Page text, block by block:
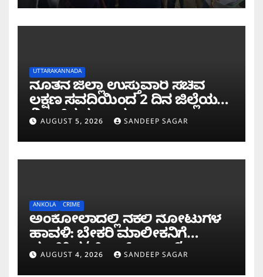
UTTARAKANNADA
ನೂತನ ಜಿಲ್ಲಾ ಉಸ್ತುವಾರಿ ಸಚಿವ
ಲಕ್ಷಣ ಸವದಿಯಿಂದ 2 ದಿನ ಜಿಲ್ಲೆಯಲ್ಲಿ
ಮಿಂಚಿನ ಸಂಚಾರ
AUGUST 5, 2026 SANDEEP SAGAR
ANKOLA CRIME
ಅಂಕೋಲಾದಲ್ಲಿ ನಕಲಿ ನೋಟುಗಳ
ಹಾವಳಿ: ಬೇಕರಿ ಮಾಲೀಕನಿಗೆ
ವಂಚಿಸಿದ ‘ಚಿಲ್ಡ್ರನ್ ಬ್ಯಾಂಕ್’
AUGUST 4, 2026 SANDEEP SAGAR